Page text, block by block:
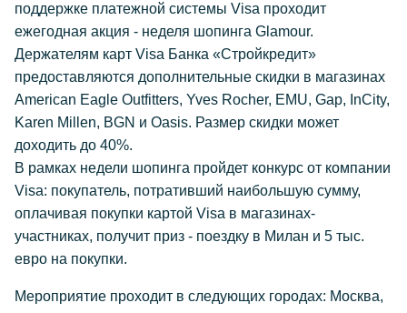
поддержке платежной системы Visa проходит
ежегодная акция - неделя шопинга Glamour.
Держателям карт Visa Банка «Стройкредит»
предоставляются дополнительные скидки в магазинах
American Eagle Outfitters, Yves Rocher, EMU, Gap, InCity,
Karen Millen, BGN и Oasis. Размер скидки может
доходить до 40%.
В рамках недели шопинга пройдет конкурс от компании
Visa: покупатель, потративший наибольшую сумму,
оплачивая покупки картой Visa в магазинах-
участниках, получит приз - поездку в Милан и 5 тыс.
евро на покупки.
Мероприятие проходит в следующих городах: Москва,